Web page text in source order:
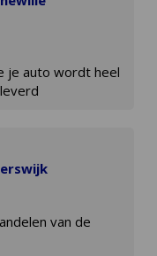
je auto wordt heel
van de